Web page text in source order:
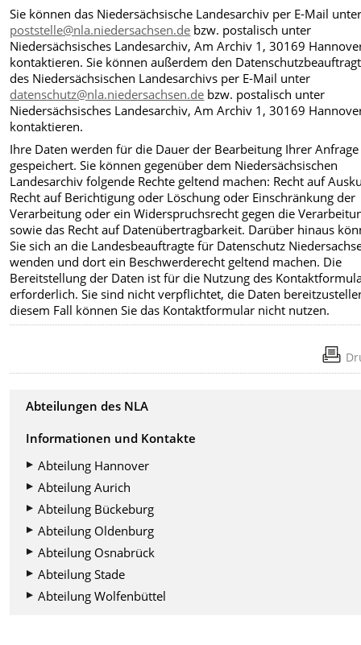
Sie können das Niedersächsische Landesarchiv per E-Mail
poststelle@nla.niedersachsen.de bzw. postalisch unter
Niedersächsisches Landesarchiv, Am Archiv 1, 30169
kontaktieren. Sie können außerdem den
des Niedersächsischen Landesarchivs per E-Mail unter
datenschutz@nla.niedersachsen.de bzw. postalisch unter
Niedersächsisches Landesarchiv, Am Archiv 1, 30169
kontaktieren.
Ihre Daten werden für die Dauer der Bearbeitung Ihrer Anfrage
gespeichert. Sie können gegenüber dem Niedersächsischen
Landesarchiv folgende Rechte geltend machen: Recht auf
Recht auf Berichtigung oder Löschung oder Einschränkung der
Verarbeitung oder ein Widerspruchsrecht gegen die
sowie das Recht auf Datenübertragbarkeit. Darüber hinaus
Sie sich an die Landesbeauftragte für Datenschutz
wenden und dort ein Beschwerderecht geltend machen. Die
Bereitstellung der Daten ist für die Nutzung des
erforderlich. Sie sind nicht verpflichtet, die Daten
diesem Fall können Sie das Kontaktformular nicht nutzen.
Abteilungen des NLA
Informationen und Kontakte
Abteilung Hannover
Abteilung Aurich
Abteilung Bückeburg
Abteilung Oldenburg
Abteilung Osnabrück
Abteilung Stade
Abteilung Wolfenbüttel